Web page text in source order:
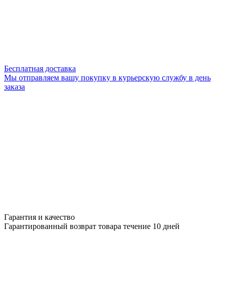
Бесплатная доставка
Мы отправляем вашу покупку в курьерскую службу в день
заказа
Гарантия и качество
Гарантированный возврат товара течение 10 дней